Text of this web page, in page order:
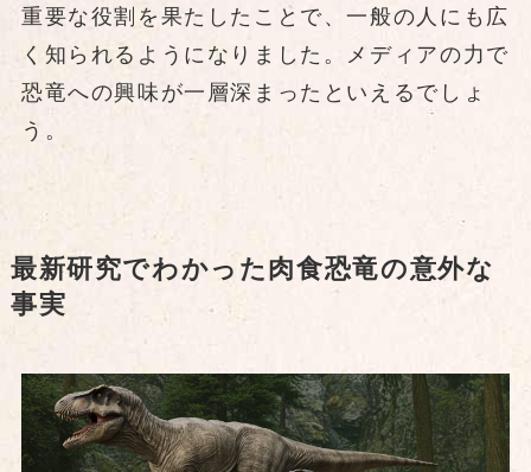
重要な役割を果たしたことで、一般の人にも広
く知られるようになりました。メディアの力で
恐竜への興味が一層深まったといえるでしょ
う。
最新研究でわかった肉食恐竜の意外な
事実